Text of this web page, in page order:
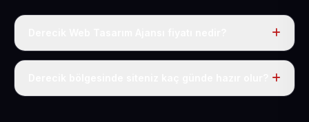
Tek fiyat uygulanır: yıllık 50 USD + KDV. Bu bedele alan